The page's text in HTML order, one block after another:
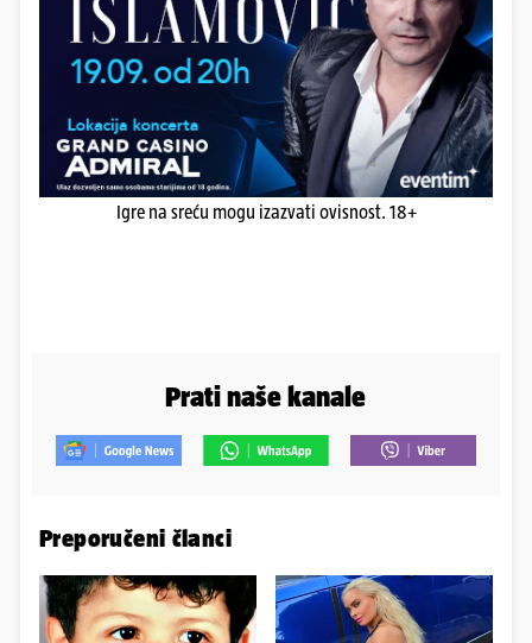
Igre na sreću mogu izazvati ovisnost. 18+
Prati naše kanale
Preporučeni članci